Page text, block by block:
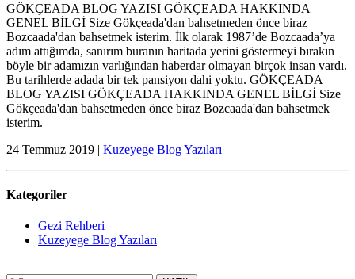
GÖKÇEADA BLOG YAZISI GÖKÇEADA HAKKINDA
GENEL BİLGİ Size Gökçeada'dan bahsetmeden önce biraz
Bozcaada'dan bahsetmek isterim. İlk olarak 1987’de Bozcaada’ya
adım attığımda, sanırım buranın haritada yerini göstermeyi bırakın
böyle bir adamızın varlığından haberdar olmayan birçok insan vardı.
Bu tarihlerde adada bir tek pansiyon dahi yoktu. GÖKÇEADA
BLOG YAZISI GÖKÇEADA HAKKINDA GENEL BİLGİ Size
Gökçeada'dan bahsetmeden önce biraz Bozcaada'dan bahsetmek
isterim.
24 Temmuz 2019 | Kuzeyege Blog Yazıları
Kategoriler
Gezi Rehberi
Kuzeyege Blog Yazıları